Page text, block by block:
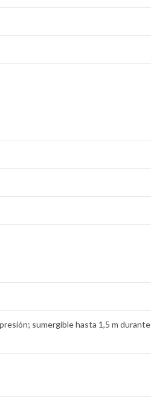
sumergible hasta 1,5 m durante